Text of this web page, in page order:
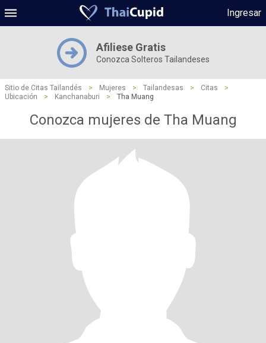
Ingresar
Afiliese Gratis
Conozca Solteros Tailandeses
Sitio de Citas Tailandés > Mujeres > Tailandesas > Citas
>
Ubicación
> Kanchanaburi > Tha Muang
Conozca mujeres de Tha Muang